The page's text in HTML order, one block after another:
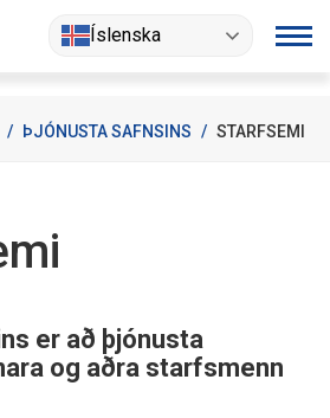
Íslenska
/ ÞJÓNUSTA SAFNSINS / STARFSEMI
er að þjónusta
og aðra starfsmenn